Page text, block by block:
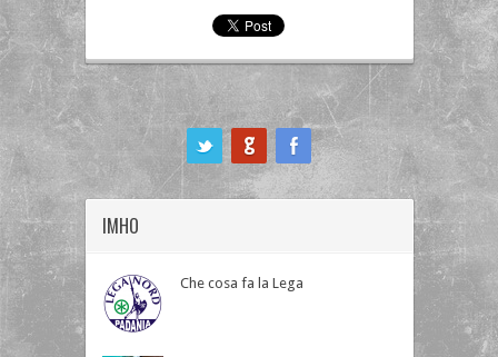
IMHO
Che cosa fa la Lega